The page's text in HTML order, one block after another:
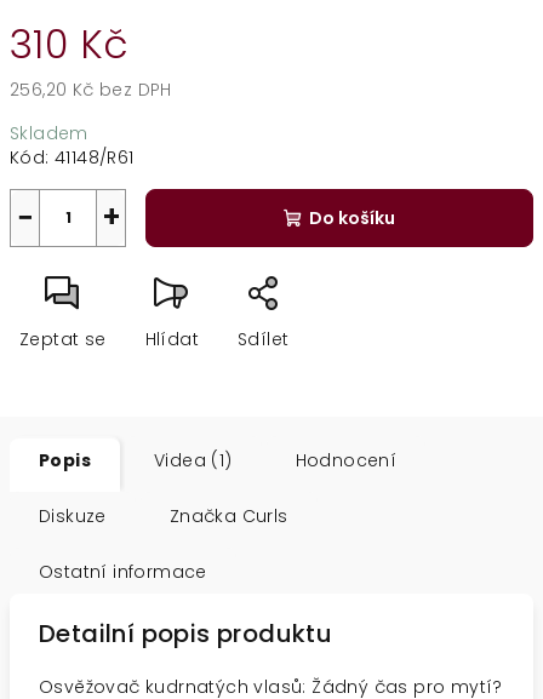
310 Kč
256,20 Kč bez DPH
cena:
Skladem
Kód: 41148/R61
+
− Do košíku
Zeptat se Hlídat Sdílet
Popis Videa (1) Hodnocení
Diskuze Značka Curls
Ostatní informace
Detailní popis produktu
Osvěžovač kudrnatých vlasů: Žádný čas pro mytí?